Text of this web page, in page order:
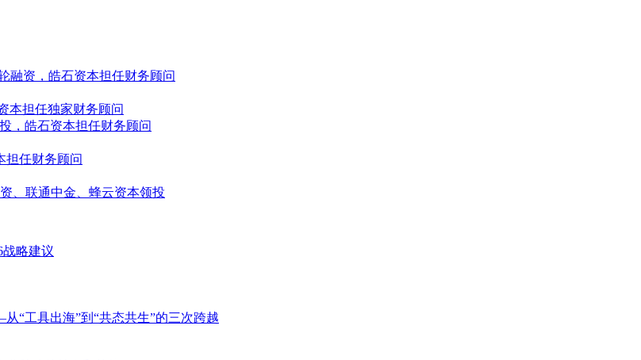
融资，皓石资本担任财务顾问
本担任独家财务顾问
，皓石资本担任财务顾问
担任财务顾问
、联通中金、蜂云资本领投
战略建议
“工具出海”到“共态共生”的三次跨越